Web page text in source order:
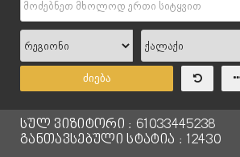
ძიება
სულ ვიზიტორი : 61033445238
განთავსებული სტატია : 12430